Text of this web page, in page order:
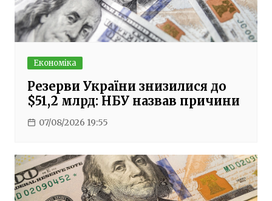
Економіка
Резерви України знизилися до
$51,2 млрд: НБУ назвав причини
07/08/2026 19:55